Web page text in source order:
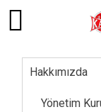
Main
navigation
Hakkımızda
Yönetim